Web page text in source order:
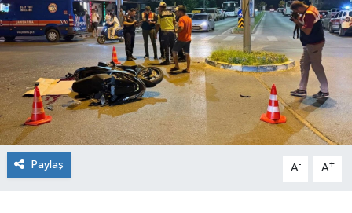
Paylaş A- A+